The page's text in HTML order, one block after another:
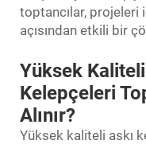
toptancılar, projeleri
açısından etkili bir
Yüksek
Kelepçeleri
Alınır?
Yüksek kaliteli askı